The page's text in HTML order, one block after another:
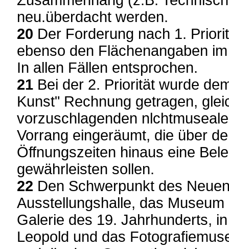
neu.überdacht werden.
20 Der Forderung nach 1.
ebenso den Flächenangaben
In allen Fällen entsprochen.
21 Bei der 2. Priorität wurde
Kunst" Rechnung getragen,
vorzuschlagenden
Vorrang eingeräumt, die über
Öffnungszeiten hinaus eine
gewährleisten sollen.
22 Den Schwerpunkt des
Ausstellungshalle, das
Galerie des 19. Jahrhunderts,
Leopold und das